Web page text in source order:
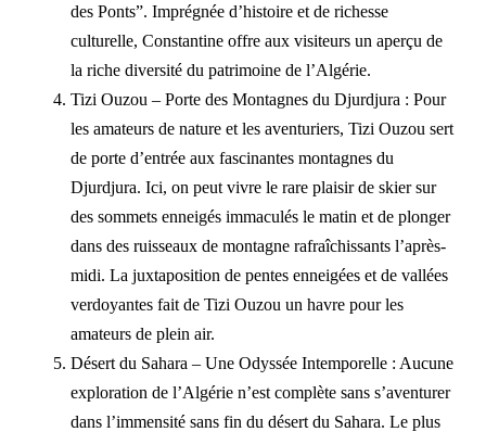
des Ponts”. Imprégnée d’histoire et de richesse
culturelle, Constantine offre aux visiteurs un aperçu de
la riche diversité du patrimoine de l’Algérie.
Tizi Ouzou – Porte des Montagnes du Djurdjura : Pour
les amateurs de nature et les aventuriers, Tizi Ouzou sert
de porte d’entrée aux fascinantes montagnes du
Djurdjura. Ici, on peut vivre le rare plaisir de skier sur
des sommets enneigés immaculés le matin et de plonger
dans des ruisseaux de montagne rafraîchissants l’après-
midi. La juxtaposition de pentes enneigées et de vallées
verdoyantes fait de Tizi Ouzou un havre pour les
amateurs de plein air.
Désert du Sahara – Une Odyssée Intemporelle : Aucune
exploration de l’Algérie n’est complète sans s’aventurer
dans l’immensité sans fin du désert du Sahara. Le plus